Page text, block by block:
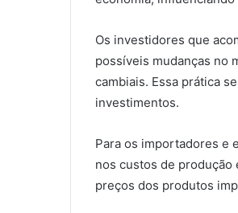
Os investidores que
possíveis mudanças no
cambiais. Essa prática
investimentos.
Para os importadores e
nos custos de produção
preços dos produtos